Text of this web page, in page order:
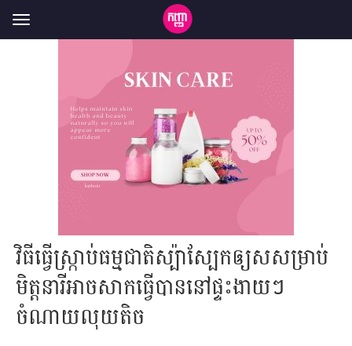
Toggle
navigation
វិធីធ្វើស្ក្រាប់ធម្មជាតិស្ប៉ាស្បែកឲ្យសសម្រាប់
មិត្តនារីអាចសាកធ្វើបាននៅផ្ទះងាយៗ
ចំណាយលុយតិច